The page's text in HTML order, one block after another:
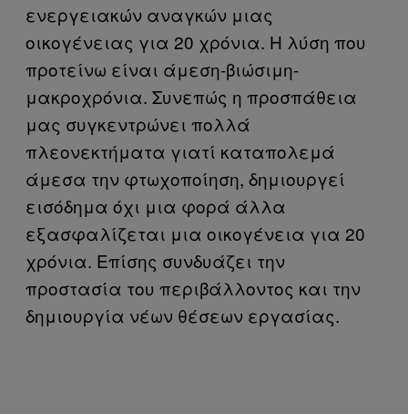
ενεργειακών αναγκών μιας
οικογένειας για 20 χρόνια. Η λύση που
προτείνω είναι άμεση-βιώσιμη-
μακροχρόνια. Συνεπώς η προσπάθεια
μας συγκεντρώνει πολλά
πλεονεκτήματα γιατί καταπολεμά
άμεσα την φτωχοποίηση, δημιουργεί
εισόδημα όχι μια φορά άλλα
εξασφαλίζεται μια οικογένεια για 20
χρόνια. Επίσης συνδυάζει την
προστασία του περιβάλλοντος και την
δημιουργία νέων θέσεων εργασίας.